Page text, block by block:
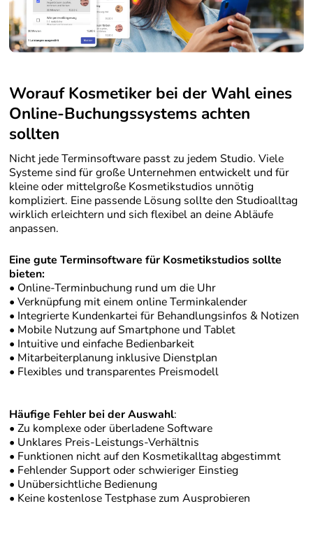
Worauf Kosmetiker bei der Wahl eines
Online-Buchungssystems achten
sollten
Nicht jede Terminsoftware passt zu jedem Studio. Viele
Systeme sind für große Unternehmen entwickelt und für
kleine oder mittelgroße Kosmetikstudios unnötig
kompliziert. Eine passende Lösung sollte den Studioalltag
wirklich erleichtern und sich flexibel an deine Abläufe
anpassen.
Eine gute Terminsoftware für Kosmetikstudios sollte
bieten:
• Online-Terminbuchung rund um die Uhr
• Verknüpfung mit einem online Terminkalender
• Integrierte Kundenkartei für Behandlungsinfos & Notizen
• Mobile Nutzung auf Smartphone und Tablet
• Intuitive und einfache Bedienbarkeit
• Mitarbeiterplanung inklusive Dienstplan
• Flexibles und transparentes Preismodell
Häufige Fehler bei der Auswahl:
• Zu komplexe oder überladene Software
• Unklares Preis-Leistungs-Verhältnis
• Funktionen nicht auf den Kosmetikalltag abgestimmt
• Fehlender Support oder schwieriger Einstieg
• Unübersichtliche Bedienung
• Keine kostenlose Testphase zum Ausprobieren